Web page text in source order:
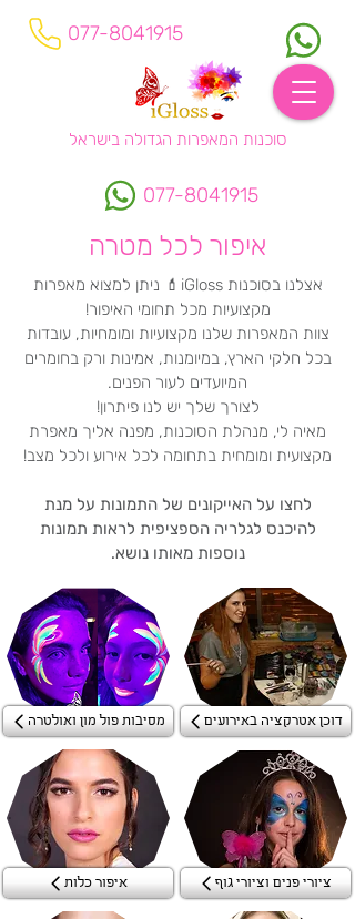
077-8041915
סוכנות המאפרות הגדולה בישראל
077-8041915
איפור לכל מטרה
אצלנו בסוכנות iGloss💄 ניתן למצוא מאפרות
מקצועיות מכל תחומי האיפור!
צוות המאפרות שלנו מקצועיות ומומחיות, עובדות
בכל חלקי הארץ, במיומנות, אמינות ורק בחומרים
המיועדים לעור הפנים.
לצורך שלך יש לנו פיתרון!
מאיה לי, מנהלת הסוכנות, מפנה אליך מאפרת
מקצועית ומומחית בתחומה לכל אירוע ולכל מצב!
לחצו על האייקונים של התמונות על מנת
להיכנס לגלריה הספציפית לראות תמונות
נוספות מאותו נושא.
דוכן אטרקציה באירועים
ציורי פנים וציורי גוף
מסיבות פול מון ואולטרה
איפור כלות